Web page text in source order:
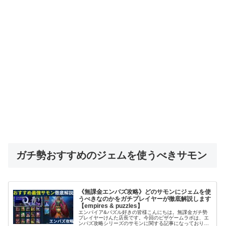
ガチ勢おすすめのジェムを使うべきサモン
《無課金エンパズ攻略》どのサモンにジェムを使
うべきなのかをガチプレイヤーが徹底解説します
【empires & puzzles】
エンパイア&パズル好きの皆様こんにちは。無課金ガチ勢
プレイヤーけんた店長です。今回のピザゲームラボは、エ
ンパズ攻略シリーズのサモンに関する記事になっておりま